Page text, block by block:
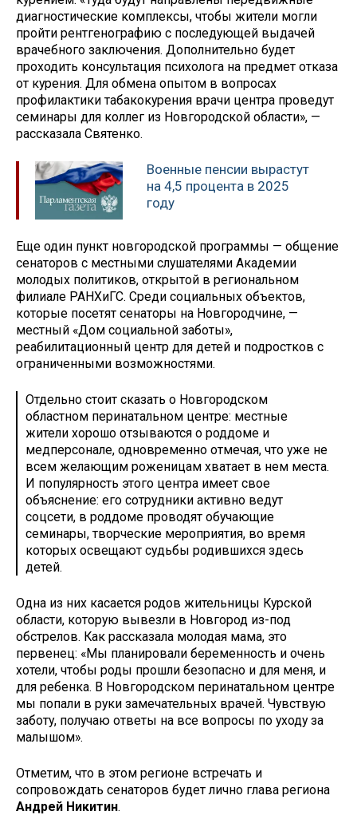
диагностические комплексы, чтобы жители могли
пройти рентгенографию с последующей выдачей
врачебного заключения. Дополнительно будет
проходить консультация психолога на предмет отказа
от курения. Для обмена опытом в вопросах
профилактики табакокурения врачи центра проведут
семинары для коллег из Новгородской области», —
рассказала Святенко.
Военные пенсии вырастут
на 4,5 процента в 2025
году
Еще один пункт новгородской программы — общение
сенаторов с местными слушателями Академии
молодых политиков, открытой в региональном
филиале РАНХиГС. Среди социальных объектов,
которые посетят сенаторы на Новгородчине, —
местный «Дом социальной заботы»,
реабилитационный центр для детей и подростков с
ограниченными возможностями.
Отдельно стоит сказать о Новгородском
областном перинатальном центре: местные
жители хорошо отзываются о роддоме и
медперсонале, одновременно отмечая, что уже не
всем желающим роженицам хватает в нем места.
И популярность этого центра имеет свое
объяснение: его сотрудники активно ведут
соцсети, в роддоме проводят обучающие
семинары, творческие мероприятия, во время
которых освещают судьбы родившихся здесь
детей.
Одна из них касается родов жительницы Курской
области, которую вывезли в Новгород из-под
обстрелов. Как рассказала молодая мама, это
первенец: «Мы планировали беременность и очень
хотели, чтобы роды прошли безопасно и для меня, и
для ребенка. В Новгородском перинатальном центре
мы попали в руки замечательных врачей. Чувствую
заботу, получаю ответы на все вопросы по уходу за
малышом».
Отметим, что в этом регионе встречать и
сопровождать сенаторов будет лично глава региона
Андрей Никитин.